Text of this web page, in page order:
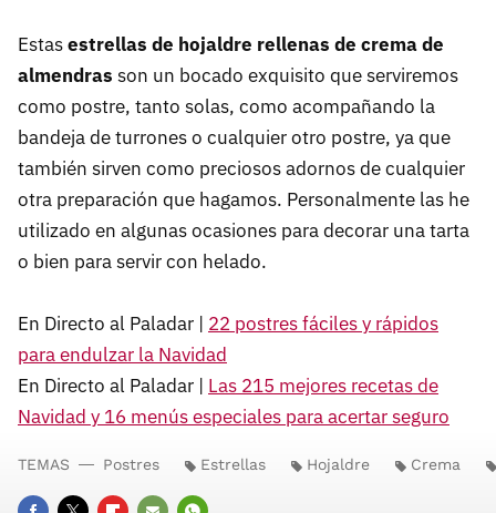
Estasestrellas de hojaldre rellenas de crema de
almendras son un bocado exquisito que serviremos
como postre, tanto solas, como acompañando la
bandeja de turrones o cualquier otro postre, ya que
también sirven como preciosos adornos de cualquier
otra preparación que hagamos. Personalmente las he
utilizado en algunas ocasiones para decorar una tarta
o bien para servir con helado.
En Directo al Paladar | 22 postres fáciles y rápidos
para endulzar la Navidad
En Directo al Paladar | Las 215 mejores recetas de
Navidad y 16 menús especiales para acertar seguro
TEMAS Postres Estrellas Hojaldre Crema